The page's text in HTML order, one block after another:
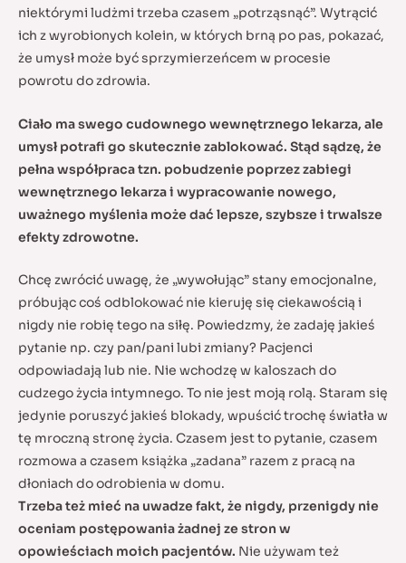
niektórymi ludżmi trzeba czasem „potrząsnąć”. Wytrącić
ich z wyrobionych kolein, w których brną po pas, pokazać,
że umysł może być sprzymierzeńcem w procesie
powrotu do zdrowia.
Ciało ma swego cudownego wewnętrznego lekarza, ale
umysł potrafi go skutecznie zablokować. Stąd sądzę, że
pełna współpraca tzn. pobudzenie poprzez zabiegi
wewnętrznego lekarza i wypracowanie nowego,
uważnego myślenia może dać lepsze, szybsze i trwalsze
efekty zdrowotne.
Chcę zwrócić uwagę, że „wywołując” stany emocjonalne,
próbując coś odblokować nie kieruję się ciekawością i
nigdy nie robię tego na siłę. Powiedzmy, że zadaję jakieś
pytanie np. czy pan/pani lubi zmiany? Pacjenci
odpowiadają lub nie. Nie wchodzę w kaloszach do
cudzego życia intymnego. To nie jest moją rolą. Staram się
jedynie poruszyć jakieś blokady, wpuścić trochę światła w
tę mroczną stronę życia. Czasem jest to pytanie, czasem
rozmowa a czasem książka „zadana” razem z pracą na
dłoniach do odrobienia w domu.
Trzeba też mieć na uwadze fakt, że nigdy, przenigdy nie
oceniam postępowania żadnej ze stron w
opowieściach moich pacjentów. Nie używam też